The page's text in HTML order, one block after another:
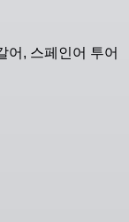
어, 스페인어 투어